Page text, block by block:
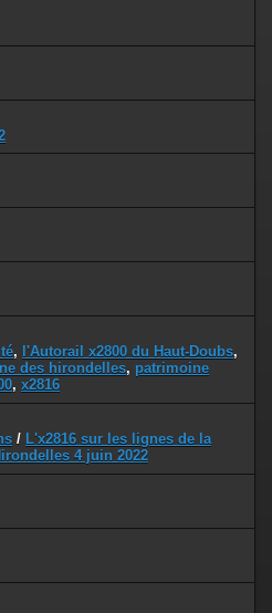
, l'Autorail x2800 du Haut-Doubs,
des hirondelles, patrimoine
, x2816
/ L'x2816 sur les lignes de la
4 juin 2022